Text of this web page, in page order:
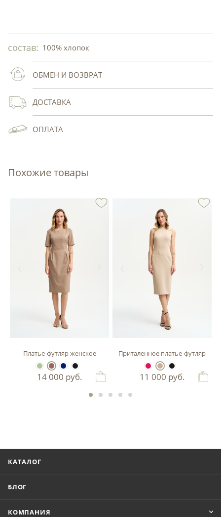
состав: 100% хлопок
ОБМЕН И ВОЗВРАТ
ДОСТАВКА
ОПЛАТА
Похожие товары
Платье-футляр женское
14 000 руб.
Приталенное платье-футляр
11 000 руб.
КАТАЛОГ
БЛОГ
КОМПАНИЯ